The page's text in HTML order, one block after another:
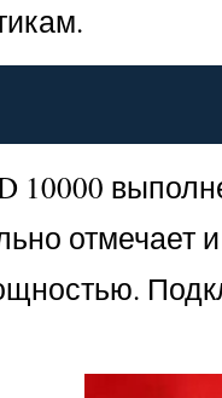
10000
отмечает